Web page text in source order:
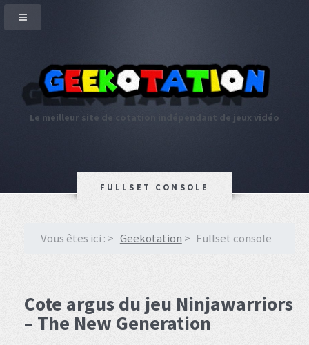
Le meilleur site de cotation indépendant de jeux vidéo
FULLSET CONSOLE
Vous êtes ici : Geekotation Fullset console
Cote argus du jeu Ninjawarriors
– The New Generation